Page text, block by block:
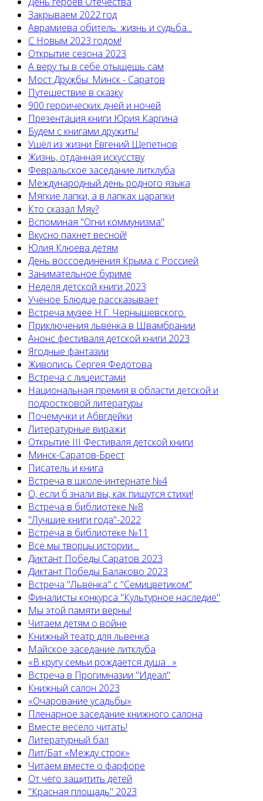
Закрываем 2022 год
Аврамиева обитель: жизнь и судьба...
С Новым 2023 годом!
Открытие сезона 2023
А веру ты в себе отыщешь сам
Мост Дружбы: Минск - Саратов
Путешествие в сказку
900 героических дней и ночей
Презентация книги Юрия Каргина
Будем с книгами дружить!
Ушёл из жизни Евгений Щепетнов
Жизнь, отданная искусству
Февральское заседание литклуба
Международный день родного языка
Мягкие лапки, а в лапках царапки
Кто сказал Мяу?
Вспоминая "Огни коммунизма"
Вкусно пахнет весной!
Юлия Клюева детям
День воссоединения Крыма с Россией
Занимательное буриме
Неделя детской книги 2023
Учёное Блюдце рассказывает
Встреча музее Н.Г. Чернышевского
Приключения львенка в Швамбрании
Анонс фестиваля детской книги 2023
Ягодные фантазии
Живопись Сергея Федотова
Встреча с лицеистами
Национальная премия в области детской и
подростковой литературы
Почемучки и Абвгдейки
Литературные виражи
Открытие III Фестиваля детской книги
Минск-Саратов-Брест
Писатель и книга
Встреча в школе-интернате №4
О, если б знали вы, как пишутся стихи!
Встреча в библиотеке №8
"Лучшие книги года"-2022
Встреча в библиотеке №11
Все мы творцы истории…
Диктант Победы Саратов 2023
Диктант Победы Балаково 2023
Встреча "Львёнка" с "Семицветиком"
Финалисты конкурса "Культурное наследие"
Мы этой памяти верны!
Читаем детям о войне
Книжный театр для львенка
Майское заседание литклуба
«В кругу семьи рождается душа…»
Встреча в Прогимназии "Идеал"
Книжный салон 2023
«Очарование усадьбы»
Пленарное заседание книжного салона
Вместе весело читать!
Литературный бал
Лит/Бат «Между строк»
Читаем вместе о фарфоре
От чего защитить детей
"Красная площадь" 2023